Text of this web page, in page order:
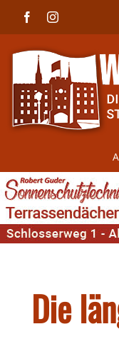
FacebookInstagram
Die